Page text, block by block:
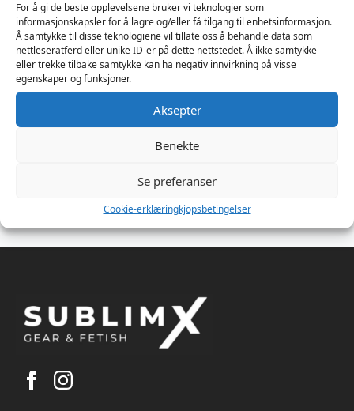
For å gi de beste opplevelsene bruker vi teknologier som
informasjonskapsler for å lagre og/eller få tilgang til enhetsinformasjon.
Å samtykke til disse teknologiene vil tillate oss å behandle data som
nettleseratferd eller unike ID-er på dette nettstedet. Å ikke samtykke
eller trekke tilbake samtykke kan ha negativ innvirkning på visse
egenskaper og funksjoner.
Aksepter
Benekte
Se preferanser
Cookie-erklæringkjopsbetingelser
TGS Short
Binder
Transguy Supply